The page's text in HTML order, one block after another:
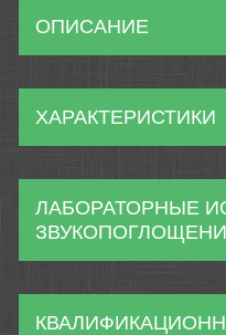
ОПИСАНИЕ
ХАРАКТЕРИСТИКИ
ЛАБОРАТОРНЫЕ